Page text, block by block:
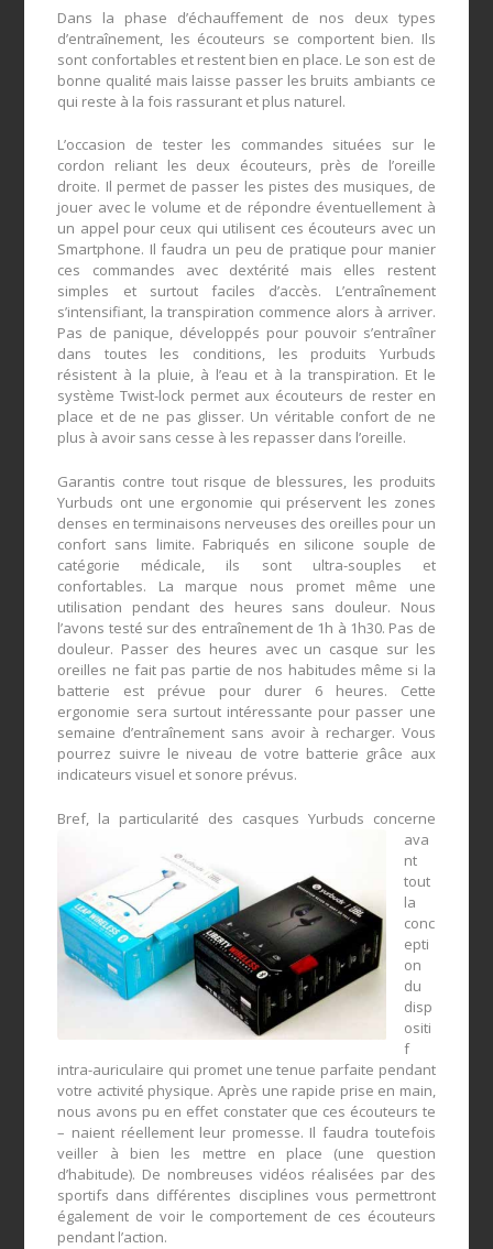
Dans la phase d’échauffement de nos deux types
d’entraînement, les écouteurs se comportent bien. Ils
sont confortables et restent bien en place. Le son est de
bonne qualité mais laisse passer les bruits ambiants ce
qui reste à la fois rassurant et plus naturel.
L’occasion de tester les commandes situées sur le
cordon reliant les deux écouteurs, près de l’oreille
droite. Il permet de passer les pistes des musiques, de
jouer avec le volume et de répondre éventuellement à
un appel pour ceux qui utilisent ces écouteurs avec un
Smartphone. Il faudra un peu de pratique pour manier
ces commandes avec dextérité mais elles restent
simples et surtout faciles d’accès. L’entraînement
s’intensifiant, la transpiration commence alors à arriver.
Pas de panique, développés pour pouvoir s’entraîner
dans toutes les conditions, les produits Yurbuds
résistent à la pluie, à l’eau et à la transpiration. Et le
système Twist-lock permet aux écouteurs de rester en
place et de ne pas glisser. Un véritable confort de ne
plus à avoir sans cesse à les repasser dans l’oreille.
Garantis contre tout risque de blessures, les produits
Yurbuds ont une ergonomie qui préservent les zones
denses en terminaisons nerveuses des oreilles pour un
confort sans limite. Fabriqués en silicone souple de
catégorie médicale, ils sont ultra-souples et
confortables. La marque nous promet même une
utilisation pendant des heures sans douleur. Nous
l’avons testé sur des entraînement de 1h à 1h30. Pas de
douleur. Passer des heures avec un casque sur les
oreilles ne fait pas partie de nos habitudes même si la
batterie est prévue pour durer 6 heures. Cette
ergonomie sera surtout intéressante pour passer une
semaine d’entraînement sans avoir à recharger. Vous
pourrez suivre le niveau de votre batterie grâce aux
indicateurs visuel et sonore prévus.
Bref, la particularité des casques Yurbuds concerne
ava
nt
tout
la
conc
epti
on
du
disp
ositi
f
intra-auriculaire qui promet une tenue parfaite pendant
votre activité physique. Après une rapide prise en main,
nous avons pu en effet constater que ces écouteurs te
– naient réellement leur promesse. Il faudra toutefois
veiller à bien les mettre en place (une question
d’habitude). De nombreuses vidéos réalisées par des
sportifs dans différentes disciplines vous permettront
également de voir le comportement de ces écouteurs
pendant l’action.